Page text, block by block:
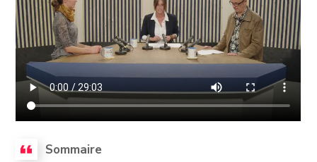
Sommaire